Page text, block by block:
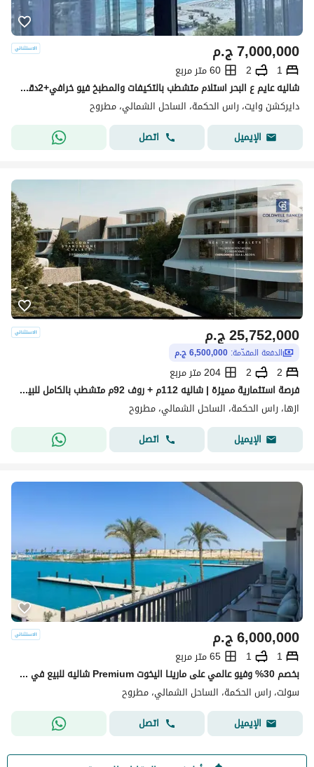
ج.م7,000,000
1
2
60 متر مربع
شاليه عايم ع البحر استلام متشطب بالتكيفات والمطبخ فيو خرافي+2دقيقه للشاطئ في اميز لوكيشن بجوار Fouka Bay Solare Cali Coast and June Sodic
دايركشن وايت، راس الحكمة، الساحل الشمالي، مطروح
الإيميل
اتصل
ج.م25,752,000
الدفعة المقدّمة: 6,500,000 ج.م
2
2
204 متر مربع
فرصة استثمارية مميزة | شاليه 112م + روف 92م متشطب بالكامل للبيع داخل Azha North Coast -مرحلة Naosii -الساحل الشمالي - 2 غرف
ازها، راس الحكمة، الساحل الشمالي، مطروح
الإيميل
اتصل
ج.م6,000,000
1
1
65 متر مربع
بخصم 30% وفيو عالمي على مارينـا اليخوت Premium شاليه للبيع في سولت الساحل الشمالي راس الحكمة بجوار لافيستا وهاسيندا وفوكا باي Salt North Coast
سولت، راس الحكمة، الساحل الشمالي، مطروح
الإيميل
اتصل